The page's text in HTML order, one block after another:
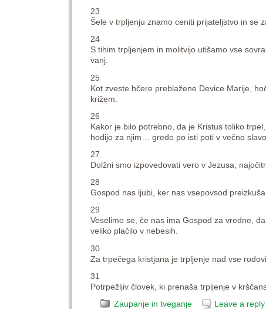
23
Šele v trpljenju znamo ceniti prijateljstvo in se
24
S tihim trpljenjem in molitvijo utišamo vse
vanj.
25
Kot zveste hčere preblažene Device Marije,
križem.
26
Kakor je bilo potrebno, da je Kristus toliko
hodijo za njim… gredo po isti poti v večno slavo.
27
Dolžni smo izpovedovati vero v Jezusa;
28
Gospod nas ljubi, ker nas vsepovsod
29
Veselimo se, če nas ima Gospod za vredne,
veliko plačilo v nebesih.
30
Za trpečega kristjana je trpljenje nad vse
31
Potrpežljiv človek, ki prenaša trpljenje v
Zaupanje in tveganje
Leave a reply